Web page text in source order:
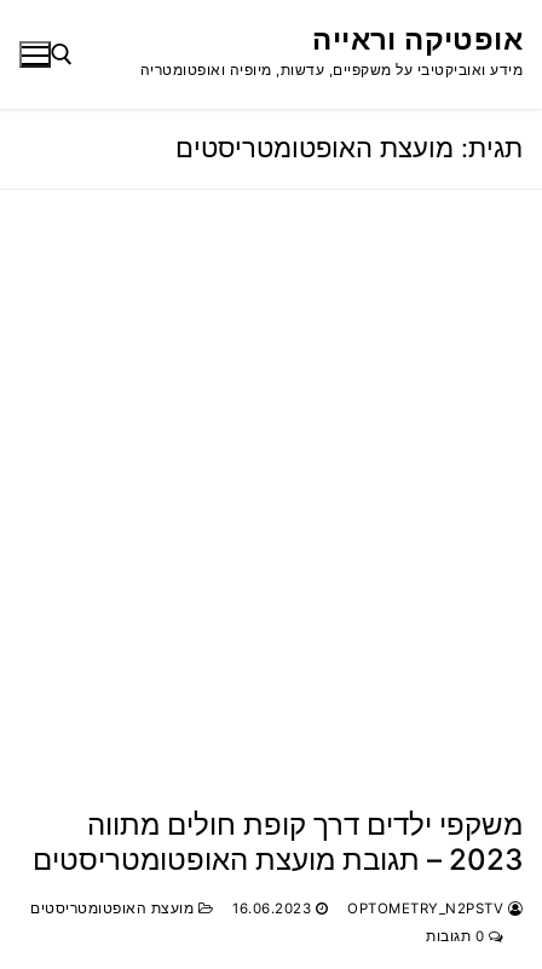
לתוכןאופטיקה וראייה
מידע ואוביקטיבי על משקפיים, עדשות, מיופיה ואופטומטריה
תגית: מועצת האופטומטריסטים
משקפי ילדים דרך קופת חולים מתווה
2023 – תגובת מועצת האופטומטריסטים
16.06.2023
מועצת האופטומטריסטים